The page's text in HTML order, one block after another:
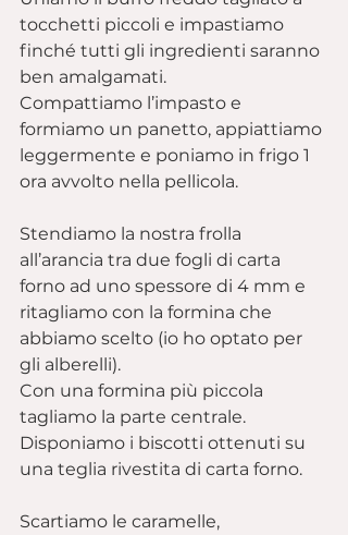
tocchetti piccoli e impastiamo
finché tutti gli ingredienti saranno
ben amalgamati.
Compattiamo l’impasto e
formiamo un panetto, appiattiamo
leggermente e poniamo in frigo 1
ora avvolto nella pellicola.
Stendiamo la nostra frolla
all’arancia tra due fogli di carta
forno ad uno spessore di 4 mm e
ritagliamo con la formina che
abbiamo scelto (io ho optato per
gli alberelli).
Con una formina più piccola
tagliamo la parte centrale.
Disponiamo i biscotti ottenuti su
una teglia rivestita di carta forno.
Scartiamo le caramelle,